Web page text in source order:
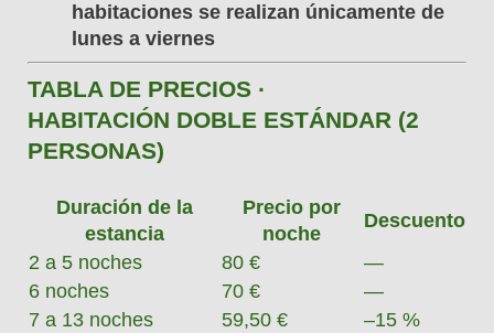
habitaciones se realizan únicamente de
lunes a viernes
TABLA DE PRECIOS ·
HABITACIÓN DOBLE ESTÁNDAR (2
PERSONAS)
Duración de la
estancia
Precio por
noche
Descuento
2 a 5 noches
80 €
—
6 noches
70 €
—
7 a 13 noches
59,50 €
–15 %